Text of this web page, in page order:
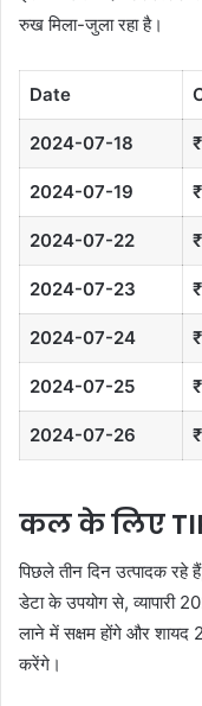
रुख मिला-जुला रहा है।
Date
2024-07-18
2024-07-19
2024-07-22
2024-07-23
2024-07-24
2024-07-25
2024-07-26
कल के लिए
पिछले तीन दिन उत्पादक
डेटा के उपयोग से, व्यापारी
लाने में सक्षम होंगे और शायद
करेंगे।